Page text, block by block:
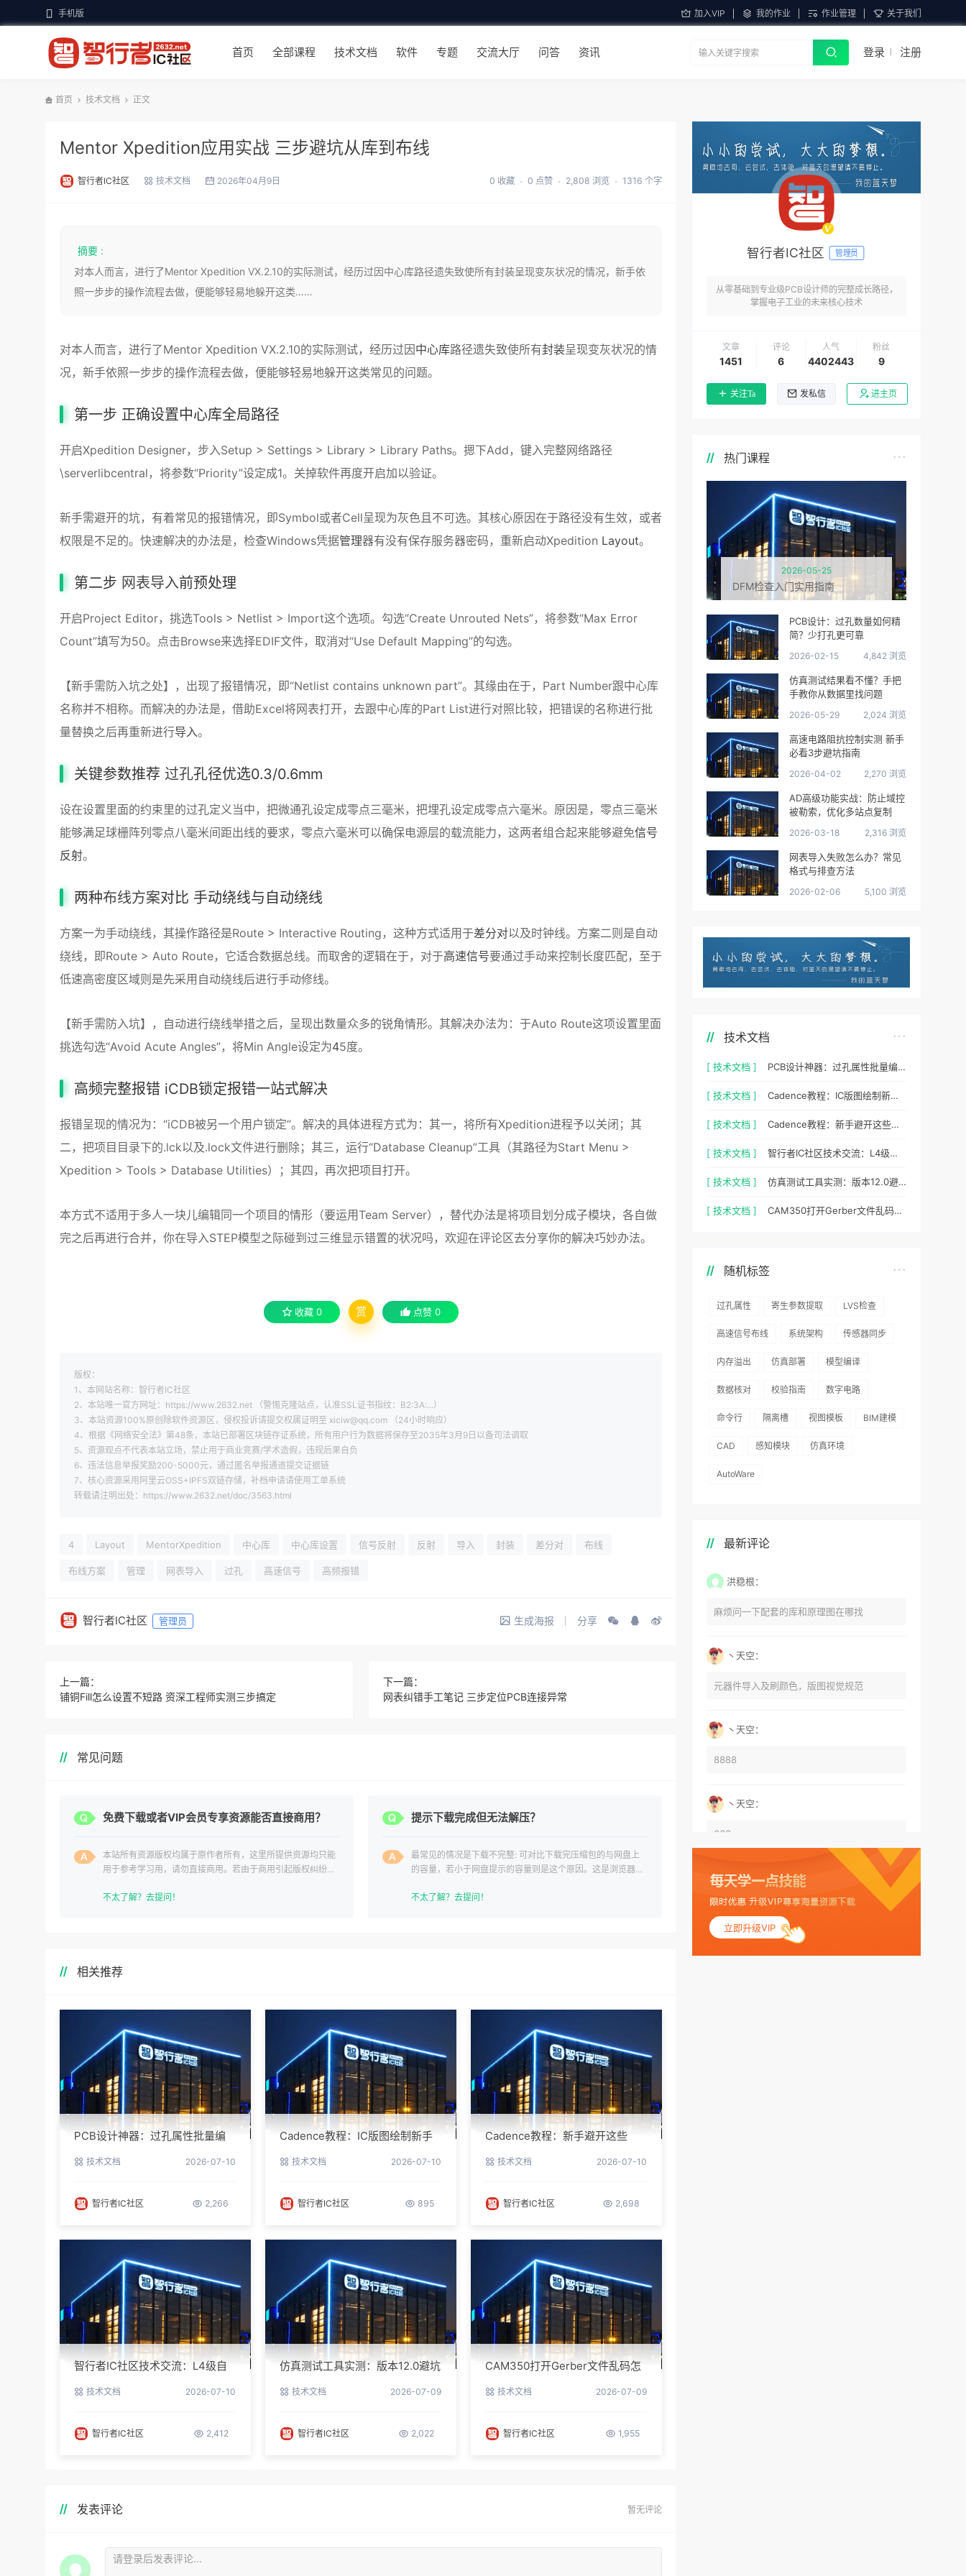
手机版 加入VIP 我的作业 作业管理 关于我们
首页 全部课程 技术文档 软件 专题 交流大厅 问答 资讯 登录 注册
首页 技术文档 正文
Mentor Xpedition应用实战 三步避坑从库到布线
智行者IC社区 技术文档 2026年04月9日 0 收藏 0 点赞 2,808 浏览 1316 个字
摘要 :
对本人而言，进行了Mentor Xpedition VX.2.10的实际测试，经历过因中心库路径遗失致使所有封装呈现变灰状况的情况，新手依
照一步步的操作流程去做，便能够轻易地躲开这类……
对本人而言，进行了Mentor Xpedition VX.2.10的实际测试，经历过因中心库路径遗失致使所有封装呈现变灰状况的情
况，新手依照一步步的操作流程去做，便能够轻易地躲开这类常见的问题。
第一步 正确设置中心库全局路径
开启Xpedition Designer，步入Setup > Settings > Library > Library Paths。摁下Add，键入完整网络路径
\serverlibcentral，将参数“Priority”设定成1。关掉软件再度开启加以验证。
新手需避开的坑，有着常见的报错情况，即Symbol或者Cell呈现为灰色且不可选。其核心原因在于路径没有生效，或者
权限是不足的。快速解决的办法是，检查Windows凭据管理器有没有保存服务器密码，重新启动Xpedition Layout。
第二步 网表导入前预处理
开启Project Editor，挑选Tools > Netlist > Import这个选项。勾选“Create Unrouted Nets”，将参数“Max Error
Count”填写为50。点击Browse来选择EDIF文件，取消对“Use Default Mapping”的勾选。
【新手需防入坑之处】，出现了报错情况，即“Netlist contains unknown part”。其缘由在于，Part Number跟中心库
名称并不相称。而解决的办法是，借助Excel将网表打开，去跟中心库的Part List进行对照比较，把错误的名称进行批
量替换之后再重新进行导入。
关键参数推荐 过孔孔径优选0.3/0.6mm
设在设置里面的约束里的过孔定义当中，把微通孔设定成零点三毫米，把埋孔设定成零点六毫米。原因是，零点三毫米
能够满足球栅阵列零点八毫米间距出线的要求，零点六毫米可以确保电源层的载流能力，这两者组合起来能够避免信号
反射。
两种布线方案对比 手动绕线与自动绕线
方案一为手动绕线，其操作路径是Route > Interactive Routing，这种方式适用于差分对以及时钟线。方案二则是自动
绕线，即Route > Auto Route，它适合数据总线。而取舍的逻辑在于，对于高速信号要通过手动来控制长度匹配，至于
低速高密度区域则是先采用自动绕线后进行手动修线。
【新手需防入坑】，自动进行绕线举措之后，呈现出数量众多的锐角情形。其解决办法为：于Auto Route这项设置里面
挑选勾选“Avoid Acute Angles”，将Min Angle设定为45度。
高频完整报错 iCDB锁定报错一站式解决
报错呈现的情况为：“iCDB被另一个用户锁定”。解决的具体进程方式为：其一，将所有Xpedition进程予以关闭；其
二，把项目目录下的.lck以及.lock文件进行删除；其三，运行“Database Cleanup”工具（其路径为Start Menu >
Xpedition > Tools > Database Utilities）；其四，再次把项目打开。
本方式不适用于多人一块儿编辑同一个项目的情形（要运用Team Server），替代办法是将项目划分成子模块，各自做
完之后再进行合并，你在导入STEP模型之际碰到过三维显示错置的状况吗，欢迎在评论区去分享你的解决巧妙办法。
收藏 0 赏 点赞 0
版权：
1、本网站名称：智行者IC社区
2、本站唯一官方网址：https://www.2632.net （警惕克隆站点，认准SSL证书指纹：B2:3A:...）
3、本站资源100%原创除软件资源区，侵权投诉请提交权属证明至 xiciw@qq.com （24小时响应）
4、根据《网络安全法》第48条，本站已部署区块链存证系统，所有用户行为数据将保存至2035年3月9日以备司法调取
5、资源观点不代表本站立场，禁止用于商业竞赛/学术造假，违规后果自负
6、违法信息举报奖励200-5000元，通过匿名举报通道提交证据链
7、核心资源采用阿里云OSS+IPFS双链存储，补档申请请使用工单系统
转载请注明出处：https://www.2632.net/doc/3563.html
4 Layout MentorXpedition 中心库 中心库设置 信号反射 反射 导入 封装 差分对 布线
布线方案 管理 网表导入 过孔 高速信号 高频报错
智行者IC社区 管理员 生成海报 分享
上一篇：
铺铜Fill怎么设置不短路 资深工程师实测三步搞定
下一篇：
网表纠错手工笔记 三步定位PCB连接异常
常见问题
免费下载或者VIP会员专享资源能否直接商用？
本站所有资源版权均属于原作者所有，这里所提供资源均只能
用于参考学习用，请勿直接商用。若由于商用引起版权纠纷，
不太了解？去提问！
提示下载完成但无法解压？
最常见的情况是下载不完整: 可对比下载完压缩包的与网盘上
的容量，若小于网盘提示的容量则是这个原因。这是浏览器下
不太了解？去提问！
相关推荐
PCB设计神器：过孔属性批量编
技术文档 2026-07-10
智行者IC社区 2,266
Cadence教程：IC版图绘制新手
技术文档 2026-07-10
智行者IC社区 895
Cadence教程：新手避开这些
技术文档 2026-07-10
智行者IC社区 2,698
智行者IC社区技术交流：L4级自
技术文档 2026-07-10
智行者IC社区 2,412
仿真测试工具实测：版本12.0避坑
技术文档 2026-07-09
智行者IC社区 2,022
CAM350打开Gerber文件乱码怎
技术文档 2026-07-09
智行者IC社区 1,955
发表评论 暂无评论
智行者IC社区 管理员
从零基础到专业级PCB设计师的完整成长路径，
掌握电子工业的未来核心技术
文章
1451
评论
6
人气
4402443
粉丝
9
关注Ta 发私信 进主页
热门课程
2026-05-25
DFM检查入门实用指南
PCB设计：过孔数量如何精
简？少打孔更可靠
2026-02-15 4,842 浏览
仿真测试结果看不懂？手把
手教你从数据里找问题
2026-05-29 2,024 浏览
高速电路阻抗控制实测 新手
必看3步避坑指南
2026-04-02 2,270 浏览
AD高级功能实战：防止域控
被勒索，优化多站点复制
2026-03-18 2,316 浏览
网表导入失败怎么办？常见
格式与排查方法
2026-02-06 5,100 浏览
技术文档
[ 技术文档 ] PCB设计神器：过孔属性批量编辑实战指南
[ 技术文档 ] Cadence教程：IC版图绘制新手避坑指南与实操细节
[ 技术文档 ] Cadence教程：新手避开这些坑，PCB设计一次过
[ 技术文档 ] 智行者IC社区技术交流：L4级自动驾驶仿真部署实操指南
[ 技术文档 ] 仿真测试工具实测：版本12.0避坑指南与参数调优
[ 技术文档 ] CAM350打开Gerber文件乱码怎么办？老工程师实测避坑指南
随机标签
过孔属性 寄生参数提取 LVS检查
高速信号布线 系统架构 传感器同步
内存溢出 仿真部署 模型编译
数据核对 校验指南 数字电路
命令行 隔离槽 视图模板 BIM建模
CAD 感知模块 仿真环境
AutoWare
最新评论
洪稳根：
麻烦问一下配套的库和原理图在哪找
丶天空：
元器件导入及刷颜色，版图视觉规范
丶天空：
8888
丶天空：
666
丶天空：
555
立即升级VIP